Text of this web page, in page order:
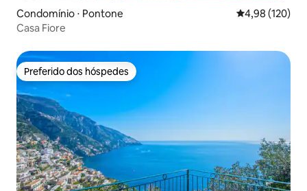
Condomínio ⋅ Pontone 4,98 de uma
4,98 (120)
Casa Fiore
Preferido dos hóspedes
Preferido dos hóspedes